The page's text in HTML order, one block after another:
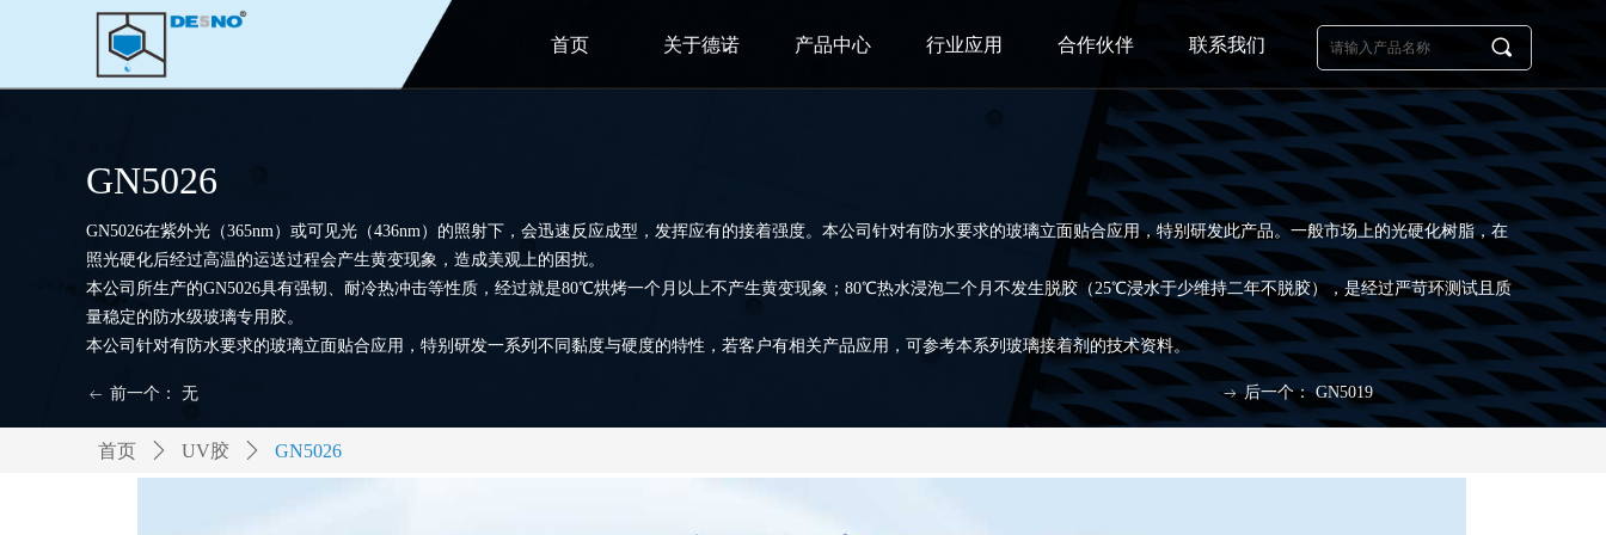
끠
首页 关于德诺 产品中心 行业应用 合作伙伴 联系我们
首页 ꄲ UV胶 ꄲ GN5026
GN5026
GN5026在紫外光（365nm）或可见光（436nm）的照射下，会迅速反应成型，发挥应有的接着强度。本公司针对有防水要求的玻璃立面贴合应用，特别研发此产品。一般市场上的光硬化树脂，在
照光硬化后经过高温的运送过程会产生黄变现象，造成美观上的困扰。
本公司所生产的GN5026具有强韧、耐冷热冲击等性质，经过就是80℃烘烤一个月以上不产生黄变现象；80℃热水浸泡二个月不发生脱胶（25℃浸水于少维持二年不脱胶），是经过严苛环测试且质
量稳定的防水级玻璃专用胶。
本公司针对有防水要求的玻璃立面贴合应用，特别研发一系列不同黏度与硬度的特性，若客户有相关产品应用，可参考本系列玻璃接着剂的技术资料。
ꂃ 前一个： 无 ꁹ 后一个： GN5019